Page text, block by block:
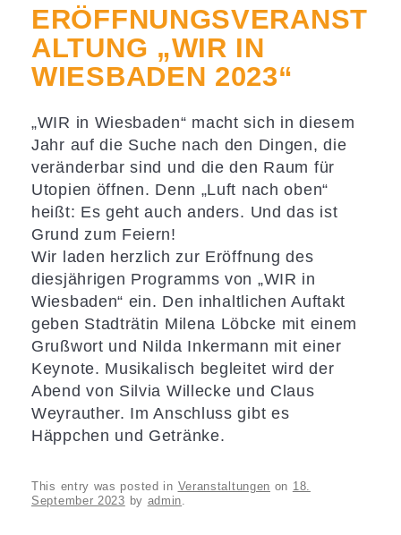
ERÖFFNUNGSVERANST
ALTUNG „WIR IN
WIESBADEN 2023“
„WIR in Wiesbaden“ macht sich in diesem
Jahr auf die Suche nach den Dingen, die
veränderbar sind und die den Raum für
Utopien öffnen. Denn „Luft nach oben“
heißt: Es geht auch anders. Und das ist
Grund zum Feiern!
Wir laden herzlich zur Eröffnung des
diesjährigen Programms von „WIR in
Wiesbaden“ ein. Den inhaltlichen Auftakt
geben Stadträtin Milena Löbcke mit einem
Grußwort und Nilda Inkermann mit einer
Keynote. Musikalisch begleitet wird der
Abend von Silvia Willecke und Claus
Weyrauther. Im Anschluss gibt es
Häppchen und Getränke.
This entry was posted in Veranstaltungen on 18.
September 2023 by admin